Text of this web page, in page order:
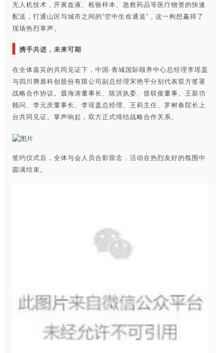
无人机技术，开展血液、检验样本、急救药品等医疗物资的快速
配送，打通山区与城市之间的“空中生命通道”，这一构想赢得了
现场热烈掌声。
携手共进，未来可期
在全体嘉宾的共同见证下，中国·青城国际颐养中心总经理李瑶盖
与四川腾盾科创股份有限公司副总经理宋艳平分别代表双方签署
战略合作协议。聂海涛董事长、陈洪执委、曾联俊董事、王新功
顾问、李元庆董事长、李瑶盖总经理、王莉主任、罗树春院长上
台共同见证。掌声响起，双方正式缔结战略合作关系。
签约仪式后，全体与会人员合影留念，活动在热烈友好的氛围中
圆满结束。